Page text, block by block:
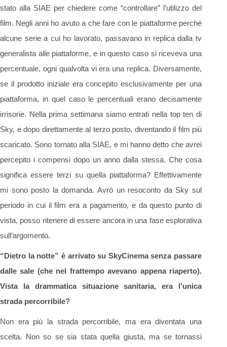
stato alla SIAE per chiedere come “controllare” l’utilizzo del
film. Negli anni ho avuto a che fare con le piattaforme perché
alcune serie a cui ho lavorato, passavano in replica dalla tv
generalista alle piattaforme, e in questo caso si riceveva una
percentuale, ogni qualvolta vi era una replica. Diversamente,
se il prodotto iniziale era concepito esclusivamente per una
piattaforma, in quel caso le percentuali erano decisamente
irrisorie. Nella prima settimana siamo entrati nella top ten di
Sky, e dopo direttamente al terzo posto, diventando il film più
scaricato. Sono tornato alla SIAE, e mi hanno detto che avrei
percepito i compensi dopo un anno dalla stessa. Che cosa
significa essere terzi su quella piattaforma? Effettivamente
mi sono posto la domanda. Avrò un resoconto da Sky sul
periodo in cui il film era a pagamento, e da questo punto di
vista, posso ritenere di essere ancora in una fase esplorativa
sull’argomento.
“Dietro la notte” è arrivato su SkyCinema senza passare
dalle sale (che nel frattempo avevano appena riaperto).
Vista la drammatica situazione sanitaria, era l’unica
strada percorribile?
Non era più la strada percorribile, ma era diventata una
scelta. Non so se sia stata quella giusta, ma se tornassi